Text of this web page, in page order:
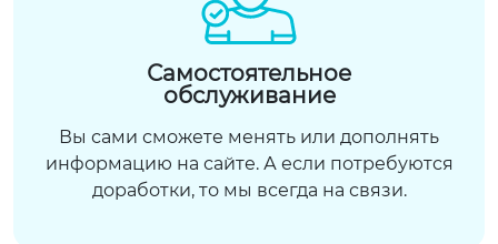
Самостоятельное
обслуживание
Вы сами сможете менять или дополнять
информацию на сайте. А если потребуются
доработки, то мы всегда на связи.